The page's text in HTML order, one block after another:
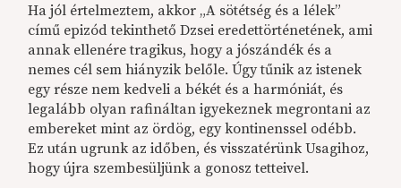
Ha jól értelmeztem, akkor „A sötétség és a lélek”
című epizód tekinthető Dzsei eredettörténetének, ami
annak ellenére tragikus, hogy a jószándék és a
nemes cél sem hiányzik belőle. Úgy tűnik az istenek
egy része nem kedveli a békét és a harmóniát, és
legalább olyan rafináltan igyekeznek megrontani az
embereket mint az ördög, egy kontinenssel odébb.
Ez után ugrunk az időben, és visszatérünk Usagihoz,
hogy újra szembesüljünk a gonosz tetteivel.